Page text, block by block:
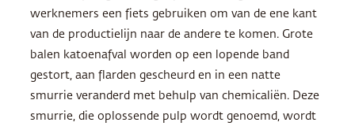
werknemers een fiets gebruiken om van de ene kant
van de productielijn naar de andere te komen. Grote
balen katoenafval worden op een lopende band
gestort, aan flarden gescheurd en in een natte
smurrie veranderd met behulp van chemicaliën. Deze
smurrie, die oplossende pulp wordt genoemd, wordt